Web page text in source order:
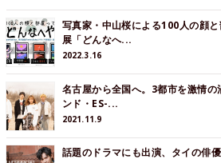
写真家・中山桜による100人の顔
展「どんなへ...
2022.3.16
名古屋から全国へ。3都市を激情
ンド・ES-...
2021.11.9
話題のドラマにも出演、タイの